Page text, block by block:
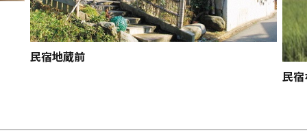
民宿地蔵前
民